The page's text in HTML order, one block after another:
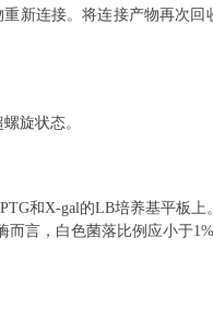
新连接。将连接产物再次回
旋状态。
和X-gal的LB培养基平板上
而言，白色菌落比例应小于